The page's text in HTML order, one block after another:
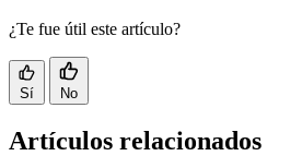
¿Te fue útil este artículo?
Sí No
Artículos relacionados